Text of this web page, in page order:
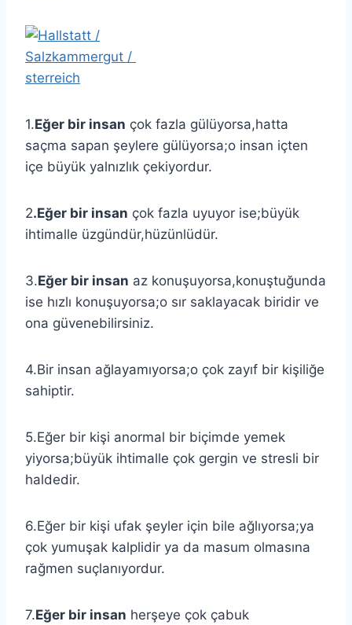
1.Eğer bir insan çok fazla gülüyorsa,hatta
saçma sapan şeylere gülüyorsa;o insan içten
içe büyük yalnızlık çekiyordur.
2.Eğer bir insan çok fazla uyuyor ise;büyük
ihtimalle üzgündür,hüzünlüdür.
3.Eğer bir insan az konuşuyorsa,konuştuğunda
ise hızlı konuşuyorsa;o sır saklayacak biridir ve
ona güvenebilirsiniz.
4.Bir insan ağlayamıyorsa;o çok zayıf bir kişiliğe
sahiptir.
5.Eğer bir kişi anormal bir biçimde yemek
yiyorsa;büyük ihtimalle çok gergin ve stresli bir
haldedir.
6.Eğer bir kişi ufak şeyler için bile ağlıyorsa;ya
çok yumuşak kalplidir ya da masum olmasına
rağmen suçlanıyordur.
7.Eğer bir insan herşeye çok çabuk